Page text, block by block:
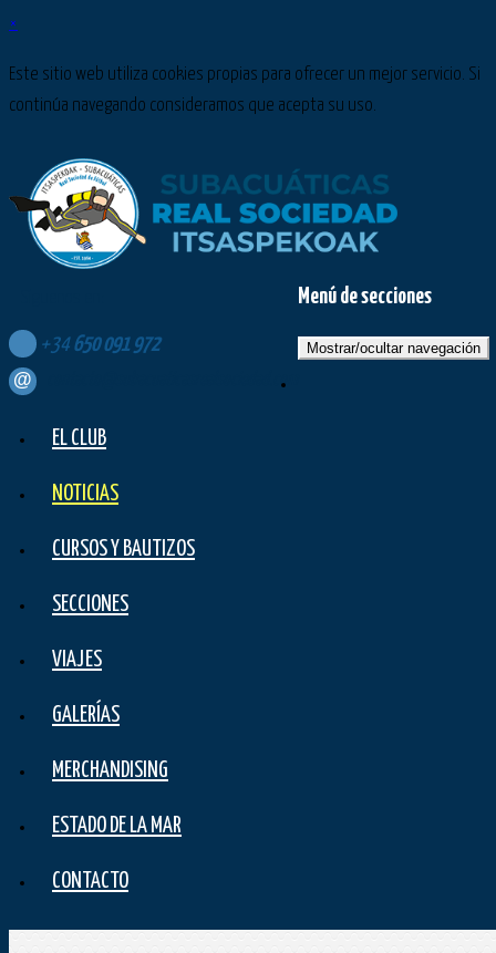
×
Este sitio web utiliza cookies propias para ofrecer un mejor servicio. Si
continúa navegando consideramos que acepta su uso.
+34 650 091 972
contacto@subacuaticasrealsociedad.com
Menú de secciones
Mostrar/ocultar navegación
EL CLUB
NOTICIAS
CURSOS Y BAUTIZOS
SECCIONES
VIAJES
GALERÍAS
MERCHANDISING
ESTADO DE LA MAR
CONTACTO